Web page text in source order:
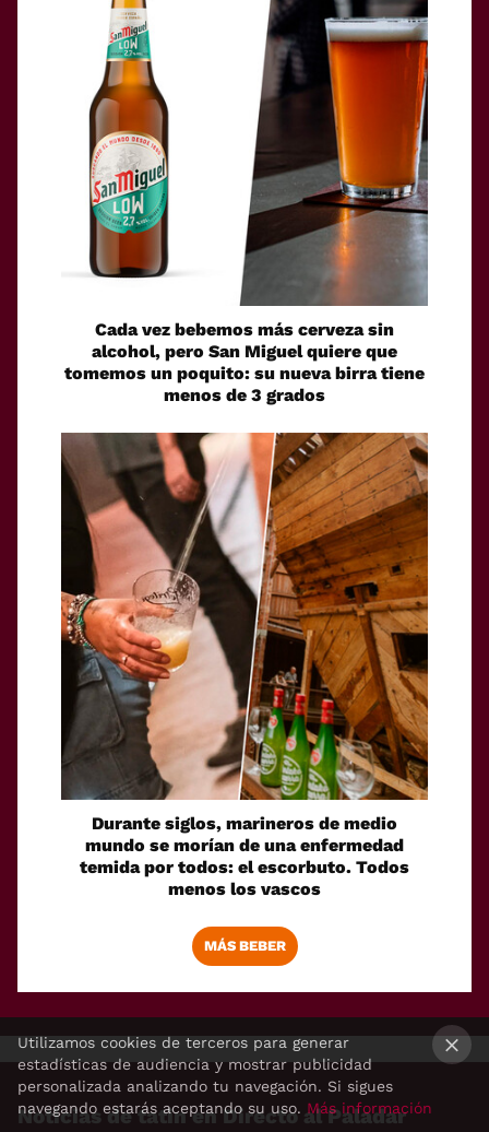
Cada vez bebemos más cerveza sin
alcohol, pero San Miguel quiere que
tomemos un poquito: su nueva birra tiene
menos de 3 grados
Durante siglos, marineros de medio
mundo se morían de una enfermedad
temida por todos: el escorbuto. Todos
menos los vascos
MÁS BEBER
Noticias de tatin en Directo al Paladar
Utilizamos cookies de terceros para generar
estadísticas de audiencia y mostrar publicidad
personalizada analizando tu navegación. Si sigues
navegando estarás aceptando su uso. Más información